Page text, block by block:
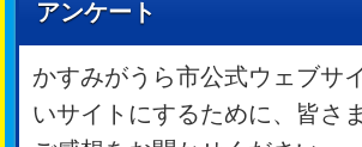
アンケート
かすみがうら市公式ウェブサ
いサイトにするために、皆さ